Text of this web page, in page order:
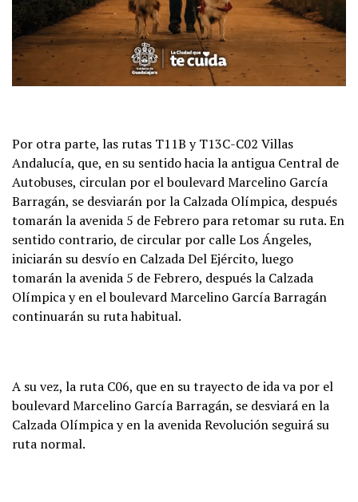
Por otra parte, las rutas T11B y T13C-C02 Villas
Andalucía, que, en su sentido hacia la antigua Central de
Autobuses, circulan por el boulevard Marcelino García
Barragán, se desviarán por la Calzada Olímpica, después
tomarán la avenida 5 de Febrero para retomar su ruta. En
sentido contrario, de circular por calle Los Ángeles,
iniciarán su desvío en Calzada Del Ejército, luego
tomarán la avenida 5 de Febrero, después la Calzada
Olímpica y en el boulevard Marcelino García Barragán
continuarán su ruta habitual.
A su vez, la ruta C06, que en su trayecto de ida va por el
boulevard Marcelino García Barragán, se desviará en la
Calzada Olímpica y en la avenida Revolución seguirá su
ruta normal.